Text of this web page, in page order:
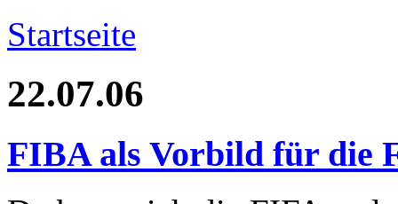
Startseite
22.07.06
FIBA als Vorbild für die